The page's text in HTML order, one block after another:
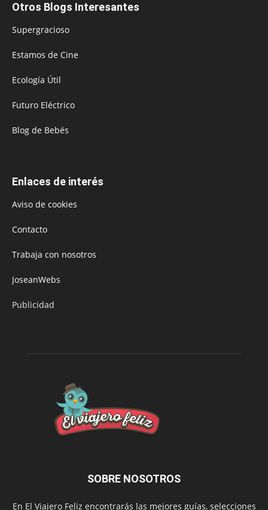
Otros Blogs Interesantes
Supergracioso
Estamos de Cine
Ecología Útil
Futuro Eléctrico
Blog de Bebés
Enlaces de interés
Aviso de cookies
Contacto
Trabaja con nosotros
JoseanWebs
Publicidad
SOBRE NOSOTROS
En El Viajero Feliz encontrarás las mejores guías, selecciones